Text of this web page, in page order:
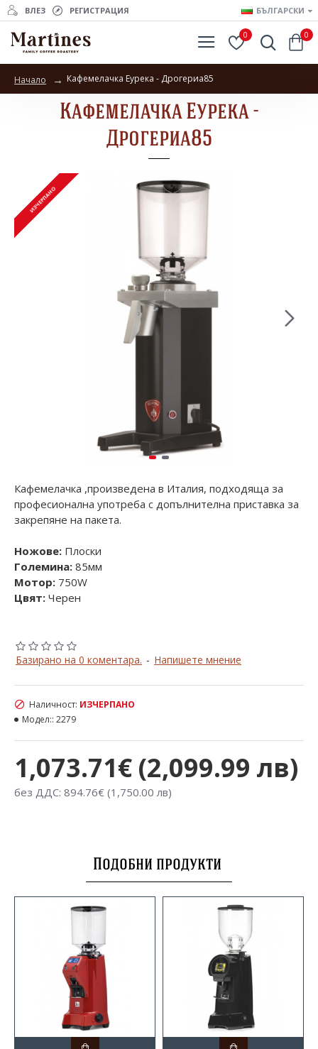
ВЛЕЗ РЕГИСТРАЦИЯ БЪЛГАРСКИ
0 0
Начало Кафемелачка Еурека - Дрогериа85
Кафемелачка Еурека -
Дрогериа85
ИЗЧЕРПАНО
ИЗЧЕРПАНО
Кафемелачка ,произведена в Италия, подходяща за
професионална употреба с допълнителна приставка за
закрепяне на пакета.
Ножове: Плоски
Големина: 85мм
Мотор: 750W
Цвят: Черен
Базирано на 0 коментара. - Напишете мнение
1,073.71€ (2,099.99 лв)
без ДДС: 894.76€ (1,750.00 лв)
Наличност: ИЗЧЕРПАНО
Модел:: 2279
Подобни продукти